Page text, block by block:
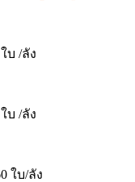
บ /ลัง
บ /ลัง
ใบ/ลัง